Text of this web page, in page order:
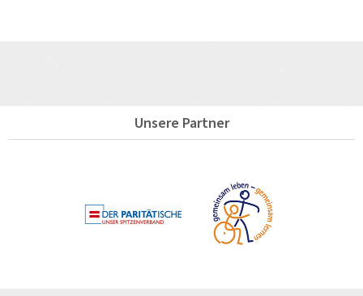
Unsere Partner